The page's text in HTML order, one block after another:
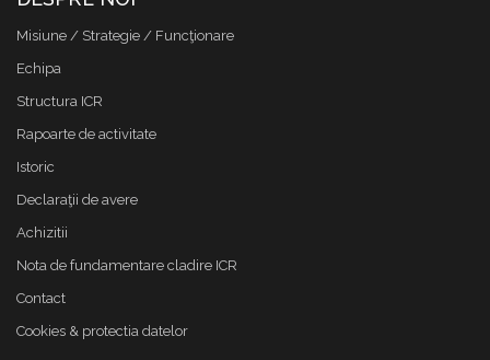
Misiune / Strategie / Funcţionare
Echipa
Structura ICR
Rapoarte de activitate
Istoric
Declaraţii de avere
Achizitii
Nota de fundamentare cladire ICR
Contact
Cookies & protectia datelor